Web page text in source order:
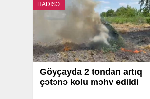
HADİSƏ
Göyçayda 2 tondan artıq
çətənə kolu məhv edildi